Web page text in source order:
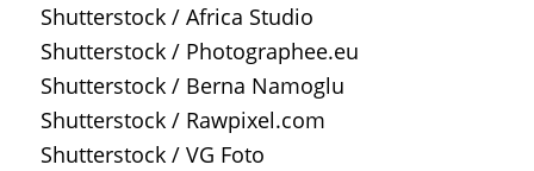
Shutterstock / Africa Studio
Shutterstock / Photographee.eu
Shutterstock / Berna Namoglu
Shutterstock / Rawpixel.com
Shutterstock / VG Foto